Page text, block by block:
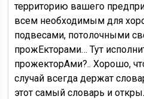
территорию вашего
всем необходимым для
подвесами, потолочными
прожЕкторами… Тут
прожекторАми?.. Хорошо,
случай всегда держат
этот самый словарь и